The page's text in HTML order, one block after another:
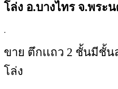
โล่ง อ.บางไทร จ.พระ
.
ขาย ตึกเเถว 2 ชั้นมีชั้น
โล่ง